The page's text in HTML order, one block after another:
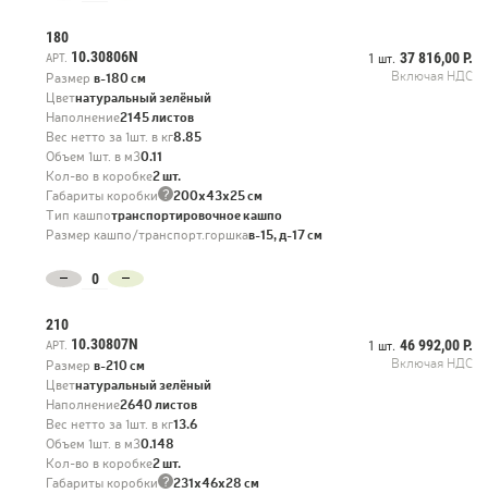
180
АРТ. 10.30806N
Размер в-180 см
1 шт. 37 816,00 Р.
Включая НДС
Цветнатуральный зелёный
Наполнение2145 листов
Вес нетто за 1шт. в кг8.85
Объем 1шт. в м30.11
Кол-во в коробке2 шт.
Габариты коробки ? 200х43х25 см
Тип кашпотранспортировочное кашпо
Размер кашпо/транспорт.горшкав-15, д-17 см
210
АРТ. 10.30807N
Размер в-210 см
1 шт. 46 992,00 Р.
Включая НДС
Цветнатуральный зелёный
Наполнение2640 листов
Вес нетто за 1шт. в кг13.6
Объем 1шт. в м30.148
Кол-во в коробке2 шт.
Габариты коробки ? 231х46х28 см